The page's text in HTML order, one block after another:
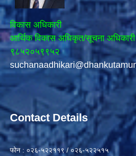
विकास अधिकारी
आर्थिक विकास अधिकृत/सूचना अधिकारी
९८५२०५९९५२
Contact Details
फोन : ०२६-५२२११९ / ०२६-५२२५१५